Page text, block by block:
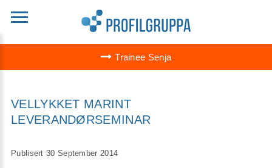
Trainee Senja
VELLYKKET MARINT
LEVERANDØRSEMINAR
Publisert 30 September 2014